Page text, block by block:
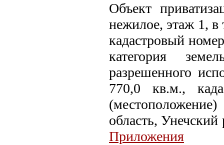
Объект
нежилое, этаж 1,
кадастровый
категория
разрешенного
770,0 кв.м.,
область,
Приложения